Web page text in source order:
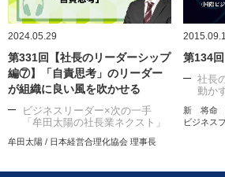
2024.05.29
第331回【社長のリーダーシップ
編⑦】「自責思考」のリーダー
が組織に良い風を吹かせる
ビジネスリーダー×次の一手
「牟田太陽の社長業ネクスト」
牟田太陽 / 日本経営合理化協会 理事長
第134
社長
動か
新 将命
ビジネス